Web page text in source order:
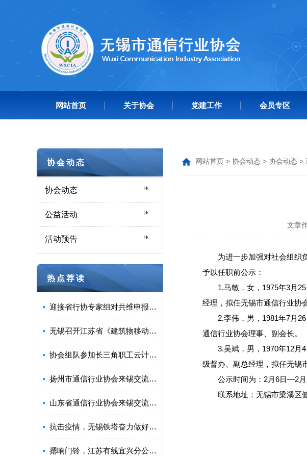
网站首页 关于协会 党建工作 会员专区
协会动态
协会动态
公益活动
活动预告
热点荐读
迎接省行协专家组对共维申报“省优”机房进行检查、评估
无锡召开江苏省《建筑物移动通信基础设施建设标准》宣贯座谈会
协会组队参加长三角职工云计算技能邀请赛获佳绩
扬州市通信行业协会来锡交流协会建设发展经验
山东省通信行业协会来锡交流共建共维工作经验
抗击疫情，无锡铁塔奋力做好通信保障
摁响门铃，江苏有线宜兴分公司闻令而动
网站首页 > 协会动态 > 协会动态 >
文章
为进一步加强对社会组织
予以任职前公示：
1.马敏，女，1975年3月
经理，拟任无锡市通信行业协
2.李伟，男，1981年7月
通信行业协会理事、副会长。
3.吴斌，男，1970年12月
级督办、副总经理，拟任无锡
公示时间为：2月6日—2月
联系地址：无锡市梁溪区